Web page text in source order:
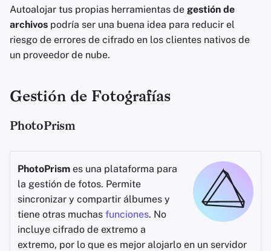
b
s
u
e
Esenciales
Temas avanzados
Gestión de Fotografías
Motores de Búsqueda
Software de Cifrado
Compartir y sincronizar
archivos
Mapas y Navegación
Autenticación
Multifactor
Take Action!
Autoalojar tus propias herramientas de gestión de
archivos podría ser una buena idea para reducir el
riesgo de errores de cifrado en los clientes nativos de
un proveedor de nube.
Gestión de Fotografías
PhotoPrism
PhotoPrism es una plataforma para
la gestión de fotos. Permite
sincronizar y compartir álbumes y
tiene otras muchas funciones. No
incluye cifrado de extremo a
extremo, por lo que es mejor alojarlo en un servidor